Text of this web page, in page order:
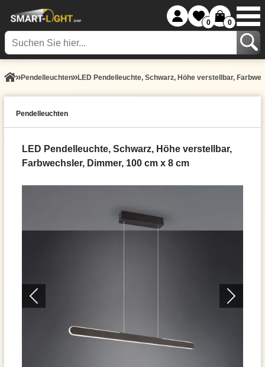
0 0
Pendel­leuchten LED Pendelleuchte, Schwarz, Höhe verstellbar,
Pendel­leuchten
LED Pendelleuchte, Schwarz, Höhe verstellbar,
Farbwechsler, Dimmer, 100 cm x 8 cm